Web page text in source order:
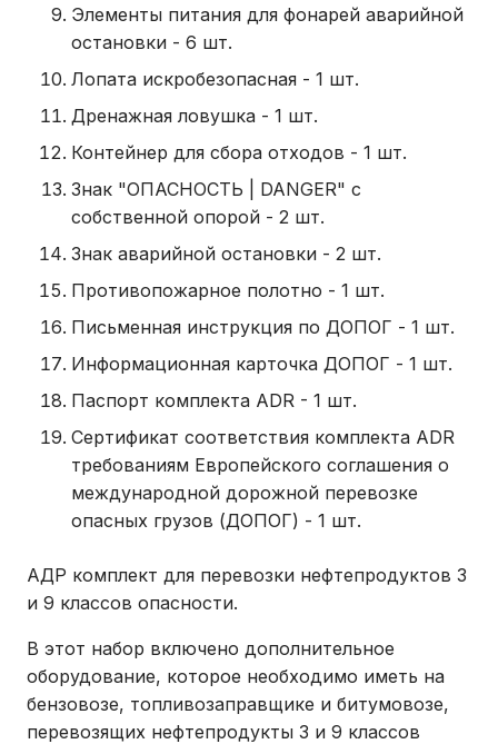
Элементы питания для фонарей аварийной
остановки - 6 шт.
Лопата искробезопасная - 1 шт.
Дренажная ловушка - 1 шт.
Контейнер для сбора отходов - 1 шт.
Знак "ОПАСНОСТЬ | DANGER" с
собственной опорой - 2 шт.
Знак аварийной остановки - 2 шт.
Противопожарное полотно - 1 шт.
Письменная инструкция по ДОПОГ - 1 шт.
Информационная карточка ДОПОГ - 1 шт.
Паспорт комплекта ADR - 1 шт.
Сертификат соответствия комплекта ADR
требованиям Европейского соглашения о
международной дорожной перевозке
опасных грузов (ДОПОГ) - 1 шт.
АДР комплект для перевозки нефтепродуктов 3
и 9 классов опасности.
В этот набор включено дополнительное
оборудование, которое необходимо иметь на
бензовозе, топливозаправщике и битумовозе,
перевозящих нефтепродукты 3 и 9 классов